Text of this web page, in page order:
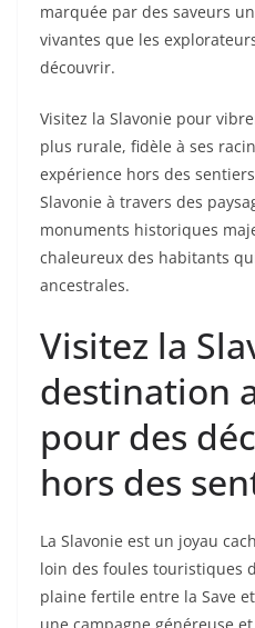
marquée par des saveurs
vivantes que les
découvrir.
Visitez la Slavonie pour
plus rurale, fidèle à ses
expérience hors des
Slavonie à travers des
monuments historiques
chaleureux des habitants
ancestrales.
Visitez la
destination
pour des
hors des
La Slavonie est un joyau
loin des foules touristiques
plaine fertile entre la Save